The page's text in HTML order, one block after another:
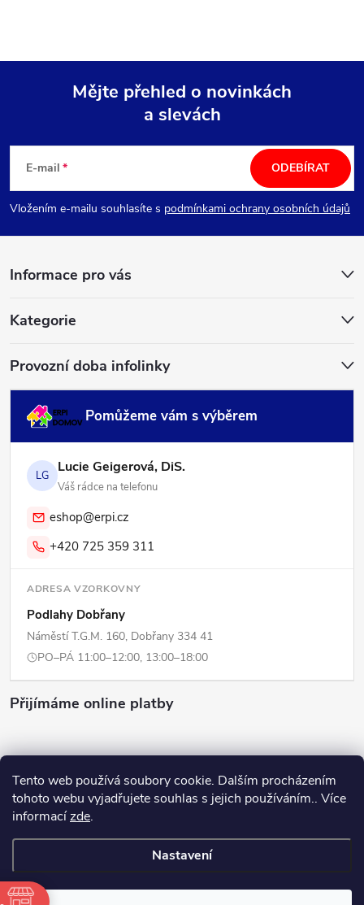
Tento web používá soubory cookie. Dalším procházením
tohoto webu vyjadřujete souhlas s jejich používáním.. Více
informacízde.
Nastavení
p
a
Mějte přehled o novinkách
a slevách
E-mail
Vložením e-mailu souhlasíte s podmínkami ochrany osobních údajů
ODEBÍRAT
Informace pro vás
Kategorie
Provozní doba infolinky
Pomůžeme vám s výběrem
LG Lucie Geigerová, DiS.
Váš rádce na telefonu
eshop@erpi.cz
+420 725 359 311
ADRESA VZORKOVNY
Podlahy Dobřany
Náměstí T.G.M. 160, Dobřany 334 41
PO–PÁ 11:00–12:00, 13:00–18:00
Přijímáme online platby
Vytvořil Shoptet
Copyright 2026ERPI - Domov. Všechna práva vyhrazena.Upravit